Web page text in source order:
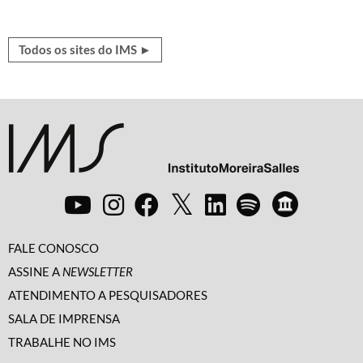
Todos os sites do IMS ►
FALE CONOSCO
ASSINE A NEWSLETTER
ATENDIMENTO A PESQUISADORES
SALA DE IMPRENSA
TRABALHE NO IMS